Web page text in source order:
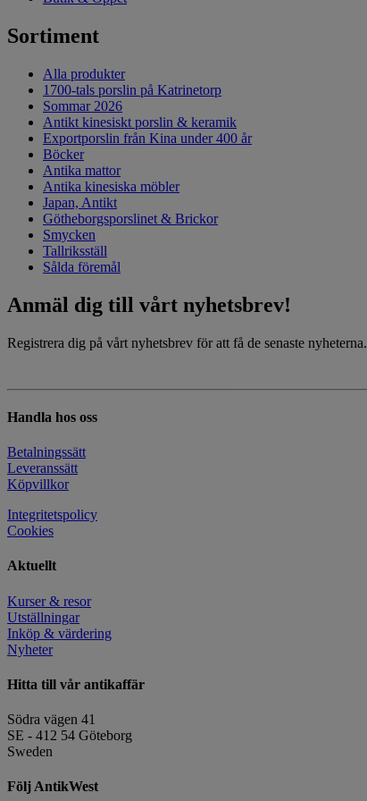
Sortiment
Alla produkter
1700-tals porslin på Katrinetorp
Sommar 2026
Antikt kinesiskt porslin & keramik
Exportporslin från Kina under 400 år
Böcker
Antika mattor
Antika kinesiska möbler
Japan, Antikt
Götheborgsporslinet & Brickor
Smycken
Tallriksställ
Sålda föremål
Anmäl dig till vårt nyhetsbrev!
Registrera dig på vårt nyhetsbrev för att få de senaste nyheterna.
Handla hos oss
Betalningssätt
Leveranssätt
Köpvillkor
Integritetspolicy
Cookies
Aktuellt
Kurser & resor
Utställningar
Inköp & värdering
Nyheter
Hitta till vår antikaffär
Södra vägen 41
SE - 412 54 Göteborg
Sweden
Följ AntikWest